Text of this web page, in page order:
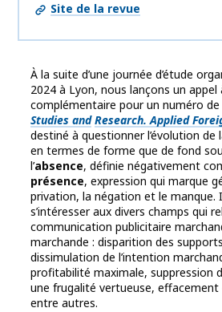
Site de la revue
À la suite d’une journée d’étude
2024 à Lyon, nous lançons un appel
complémentaire pour un numéro de
Studies and Research. Applied
destiné à questionner l’évolution de
en termes de forme que de fond
l’absence, définie négativement
présence, expression qui marque
privation, la négation et le manque.
s’intéresser aux divers champs qui
communication publicitaire
marchande : disparition des
dissimulation de l’intention
profitabilité maximale, suppression
une frugalité vertueuse, effacement
entre autres.